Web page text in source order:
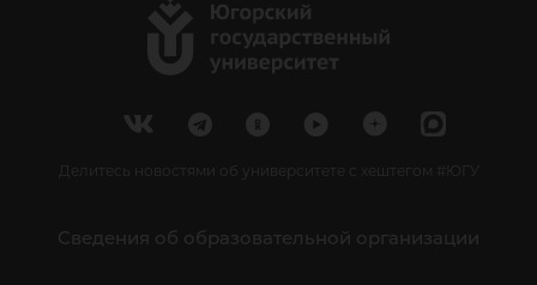
Делитесь новостями об университете с хештегом #ЮГУ
Сведения об образовательной организации